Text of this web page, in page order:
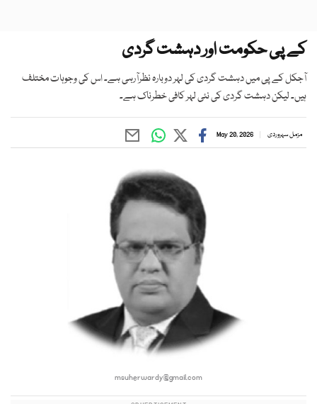
کے پی حکومت اور دہشت گردی
آجکل کے پی میں دہشت گردی کی لہر دوبارہ نظرآرہی ہے۔ اس کی وجوہات مختلف
ہیں۔ لیکن دہشت گردی کی نئی لہر کافی خطرناک ہے۔
مزمل سہروردی May 20, 2026
msuherwardy@gmail.com